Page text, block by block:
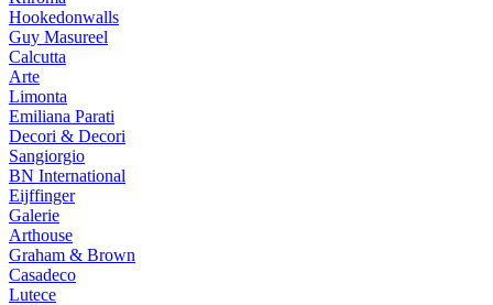
Hookedonwalls
Guy Masureel
Calcutta
Arte
Limonta
Emiliana Parati
Decori & Decori
Sangiorgio
BN International
Eijffinger
Galerie
Arthouse
Graham & Brown
Casadeco
Lutece